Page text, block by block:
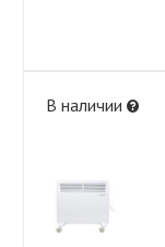
В наличии